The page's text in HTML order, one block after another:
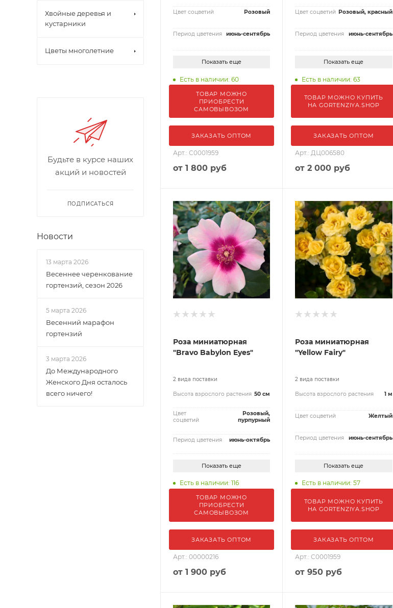
Цвет соцветий Розовый
Период цветения июнь-сентябрь
Показать еще
Есть в наличии: 60
ТОВАР МОЖНО
ПРИОБРЕСТИ
САМОВЫВОЗОМ
ЗАКАЗАТЬ ОПТОМ
Арт.: С0001959
от 1 800 руб
Цвет соцветий Розовый, красный
Период цветения июнь-сентябрь
Показать еще
Есть в наличии: 63
ТОВАР МОЖНО КУПИТЬ
НА GORTENZIYA.SHOP
ЗАКАЗАТЬ ОПТОМ
Арт.: ДЦ006580
от2 000 руб
Роза миниатюрная
"Bravo Babylon Eyes"
2 вида поставки
Высота взрослого растения 50 см
Цвет
соцветий
Розовый,
пурпурный
Период цветения июнь-октябрь
Показать еще
Есть в наличии: 116
ТОВАР МОЖНО
ПРИОБРЕСТИ
САМОВЫВОЗОМ
ЗАКАЗАТЬ ОПТОМ
Арт.: 00000216
от 1 900 руб
Роза миниатюрная
"Yellow Fairy"
2 вида поставки
Высота взрослого растения 1 м
Цвет соцветий Желтый
Период цветения июнь-сентябрь
Показать еще
Есть в наличии: 57
ТОВАР МОЖНО КУПИТЬ
НА GORTENZIYA.SHOP
ЗАКАЗАТЬ ОПТОМ
Арт.: С0001959
от950 руб
Хвойные деревья и
кустарники
Цветы многолетние
Будьте в курсе наших
акций и новостей
ПОДПИСАТЬСЯ
Новости
13 марта 2026
Весеннее черенкование
гортензий, сезон 2026
5 марта 2026
Весенний марафон
гортензий
3 марта 2026
До Международного
Женского Дня осталось
всего ничего!